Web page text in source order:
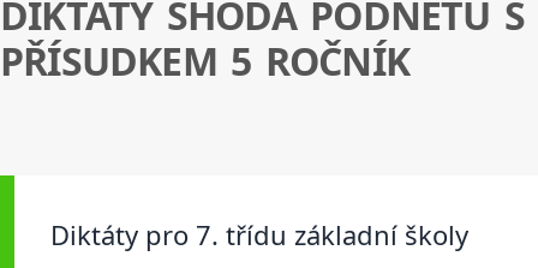
DIKTÁTY SHODA PODNĚTU S
PŘÍSUDKEM 5 ROČNÍK
Diktáty pro 7. třídu základní školy